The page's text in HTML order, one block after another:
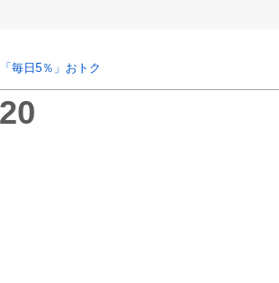
毎日5％」おトク